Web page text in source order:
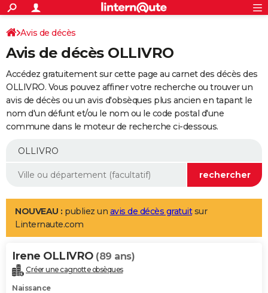
ACTUALITÉS
Politique
Société
Faits Divers
Education
Monde
Villes
+
SPORT
Coupe du monde 2026
Football
Tennis
Cyclisme
Rugby
Forum
Programme TV
TNT
Streaming
Cinéma
Sorties cinéma
Musique
+
FINANCE
Retraite
Epargne
Immobilier
Risques naturels par ville
Banque
Assurance
AUTO
Essais
Réserver un essai
Citadines
Berlines
SUV
Forum auto
+
Mobiles
Meilleur smartphone
Internet
Ordinateurs
Jeux vidéo
Guide high-tech
Aménagement intérieur
LIFESTYLE
Art de vivre
Bien-être
Loisirs
Mode
Modes de vie
Alimentation
Guide de la santé
Maladies
Médicaments
Sommeil
VOYAGE
Destinations
City break
Voyage nature
Voyage de noces
Forum
Climat
+PHOTO
Avis de décès
Avis de décès OLLIVRO
Accédez gratuitement sur cette page au carnet des décès des
OLLIVRO. Vous pouvez affiner votre recherche ou trouver un
avis de décès ou un avis d'obsèques plus ancien en tapant le
nom d'un défunt et/ou le nom ou le code postal d'une
commune dans le moteur de recherche ci-dessous.
NOUVEAU : publiez un avis de décès gratuitsur
Linternaute.com
Irene OLLIVRO (89 ans)
Créer une cagnotte obsèques
Naissance